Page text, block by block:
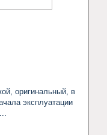
оригинальный, в
эксплуатации